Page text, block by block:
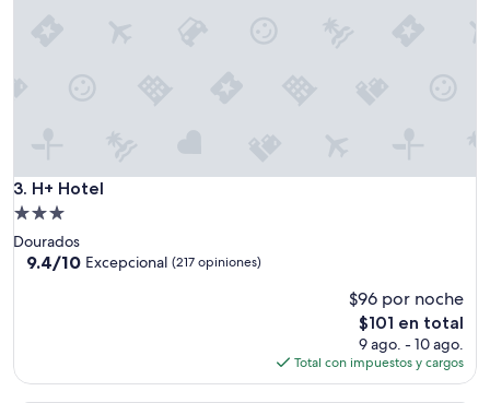
3. H+ Hotel
H+ Hotel
Propiedad
de
3.0
Dourados
9.4
9.4/10 Excepcional (217 opiniones)
$96 por noche
El
precio
actual
es
$101 en total
9 ago. - 10 ago.
Total con impuestos y cargos